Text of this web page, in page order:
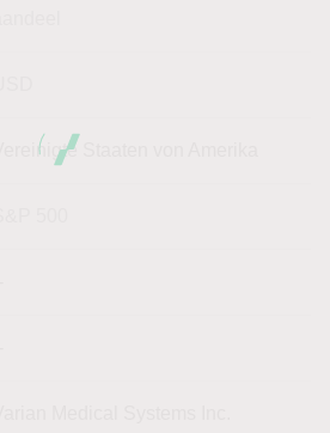
Vereinigte Staaten von Amerika